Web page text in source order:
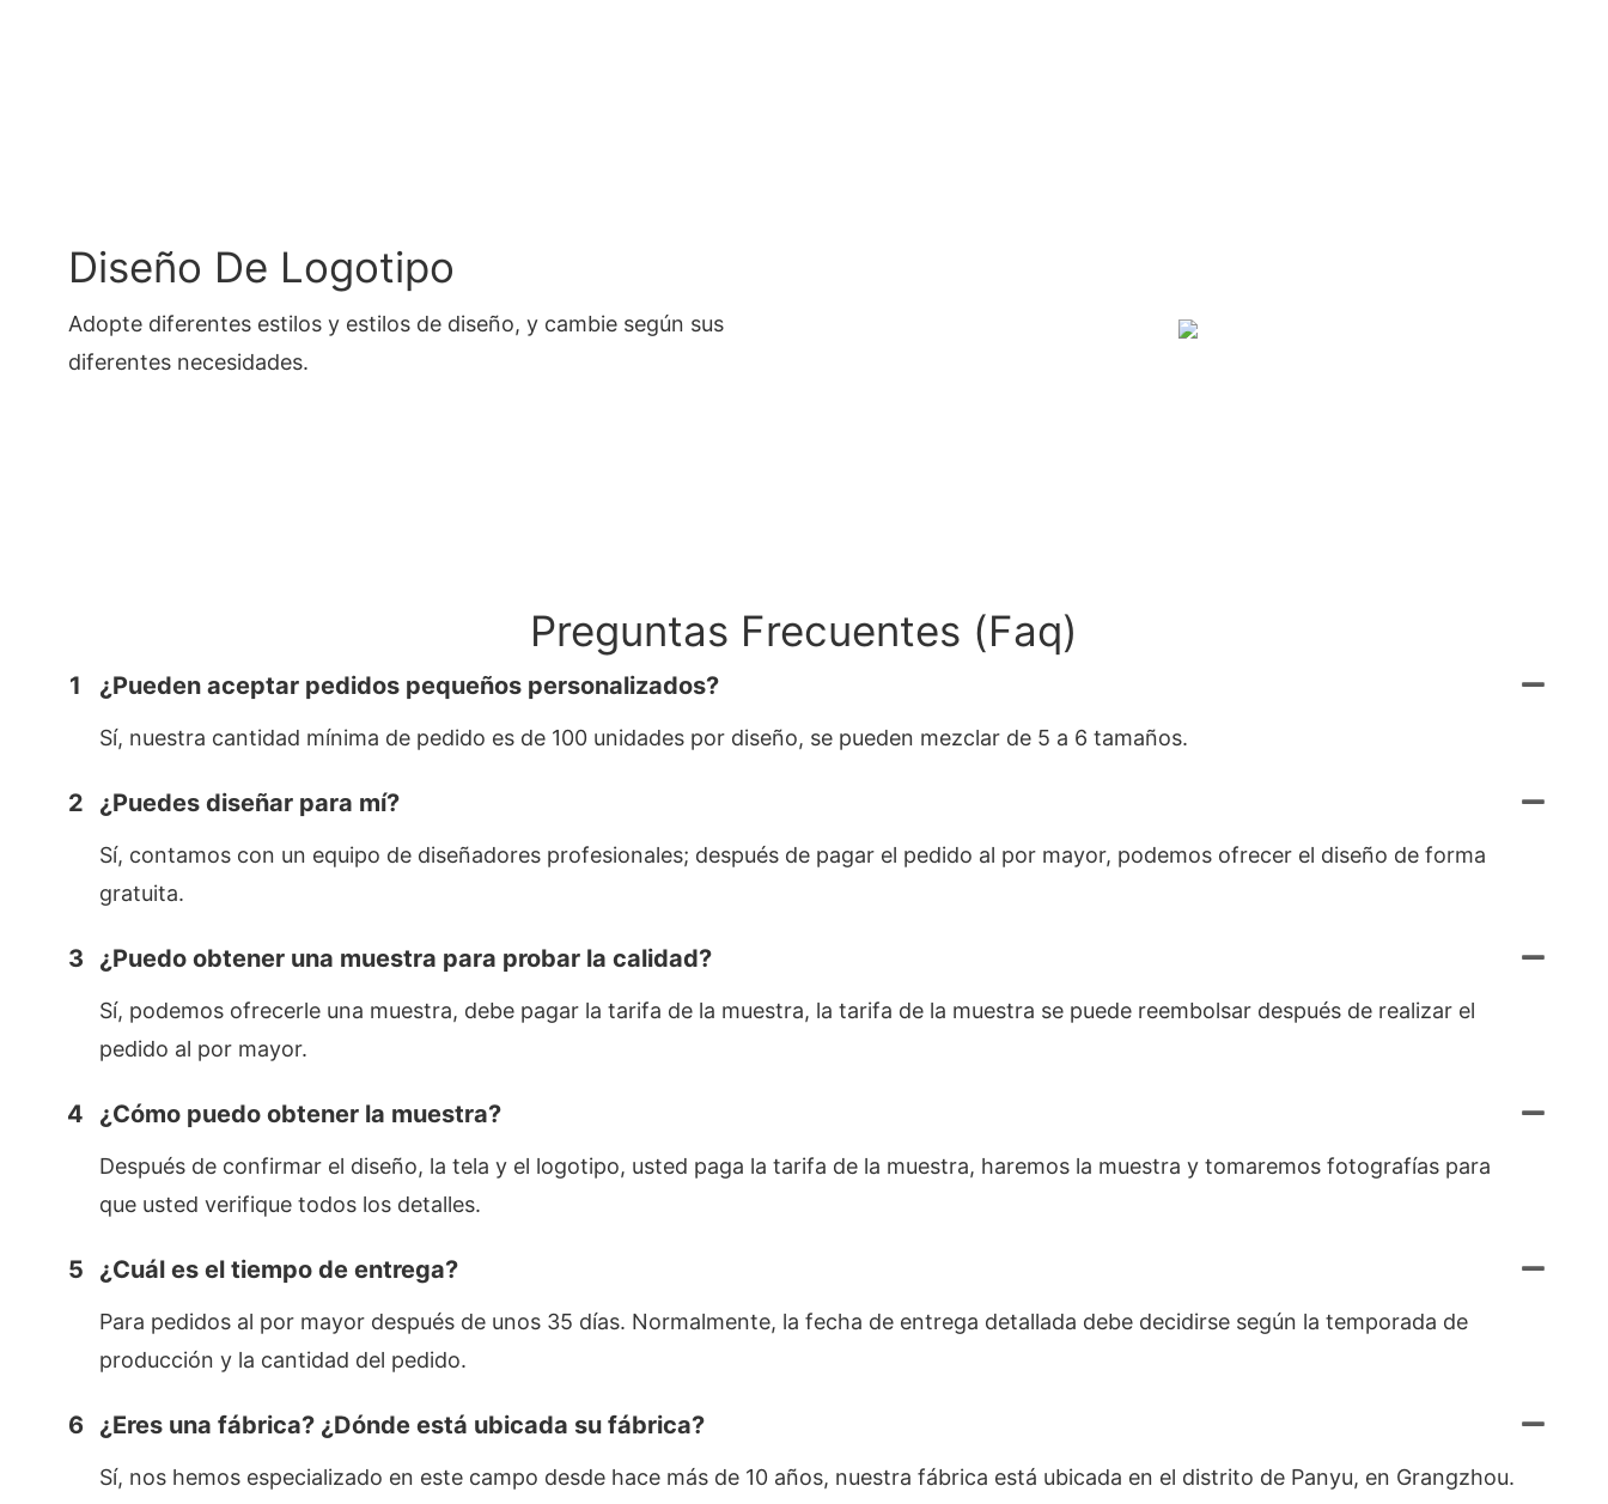
Diseño De Logotipo
Adopte diferentes estilos y estilos de diseño, y cambie según sus
diferentes necesidades.
Preguntas Frecuentes (faq)
1 ¿Pueden aceptar pedidos pequeños personalizados?
Sí, nuestra cantidad mínima de pedido es de 100 unidades por diseño, se pueden mezclar de 5 a 6 tamaños.
2 ¿Puedes diseñar para mí?
Sí, contamos con un equipo de diseñadores profesionales; después de pagar el pedido al por mayor, podemos ofrecer el diseño de forma
gratuita.
3 ¿Puedo obtener una muestra para probar la calidad?
Sí, podemos ofrecerle una muestra, debe pagar la tarifa de la muestra, la tarifa de la muestra se puede reembolsar después de realizar el
pedido al por mayor.
4 ¿Cómo puedo obtener la muestra?
Después de confirmar el diseño, la tela y el logotipo, usted paga la tarifa de la muestra, haremos la muestra y tomaremos fotografías para
que usted verifique todos los detalles.
5 ¿Cuál es el tiempo de entrega?
Para pedidos al por mayor después de unos 35 días. Normalmente, la fecha de entrega detallada debe decidirse según la temporada de
producción y la cantidad del pedido.
6 ¿Eres una fábrica? ¿Dónde está ubicada su fábrica?
Sí, nos hemos especializado en este campo desde hace más de 10 años, nuestra fábrica está ubicada en el distrito de Panyu, en Grangzhou.